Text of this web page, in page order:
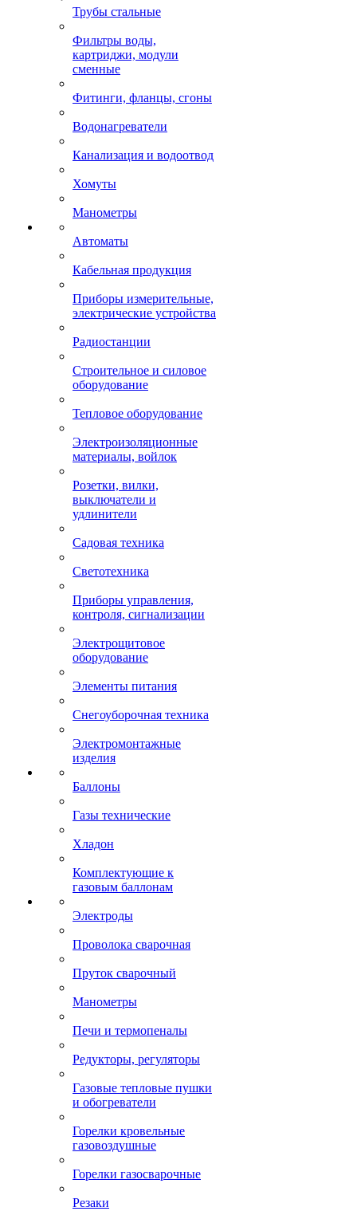
Трубы стальные
Фильтры воды,
картриджи, модули
сменные
Фитинги, фланцы, сгоны
Водонагреватели
Канализация и водоотвод
Хомуты
Манометры
Автоматы
Кабельная продукция
Приборы измерительные,
электрические устройства
Радиостанции
Строительное и силовое
оборудование
Тепловое оборудование
Электроизоляционные
материалы, войлок
Розетки, вилки,
выключатели и
удлинители
Садовая техника
Светотехника
Приборы управления,
контроля, сигнализации
Электрощитовое
оборудование
Элементы питания
Снегоуборочная техника
Электромонтажные
изделия
Баллоны
Газы технические
Хладон
Комплектующие к
газовым баллонам
Электроды
Проволока сварочная
Пруток сварочный
Манометры
Печи и термопеналы
Редукторы, регуляторы
Газовые тепловые пушки
и обогреватели
Горелки кровельные
газовоздушные
Горелки газосварочные
Резаки